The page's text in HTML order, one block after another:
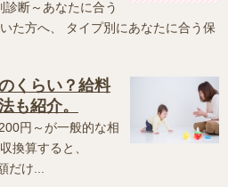
断～あなたに合う
た方へ、 タイプ別にあなたに合う保
くらい？給料
も紹介。
円～が一般的な相
換算すると、
だけ...